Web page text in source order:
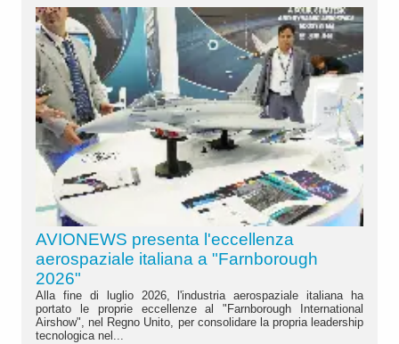
AVIONEWS presenta l'eccellenza
aerospaziale italiana a "Farnborough
2026"
Alla fine di luglio 2026, l'industria aerospaziale italiana ha
portato le proprie eccellenze al "Farnborough International
Airshow", nel Regno Unito, per consolidare la propria leadership
tecnologica nel...